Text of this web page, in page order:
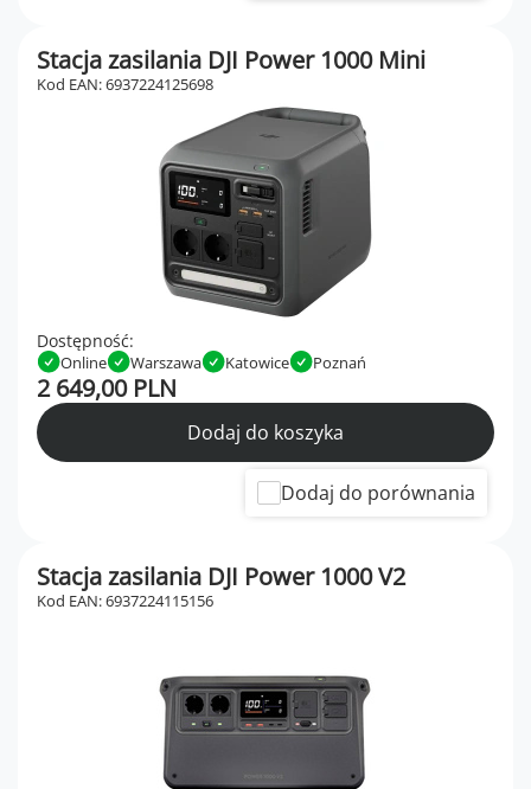
Stacja zasilania DJI Power 1000 Mini
Kod EAN: 6937224125698
Dostępność:
Online Warszawa Katowice Poznań
2 649,00 PLN
Dodaj do koszyka
Dodaj do porównania
Stacja zasilania DJI Power 1000 V2
Kod EAN: 6937224115156